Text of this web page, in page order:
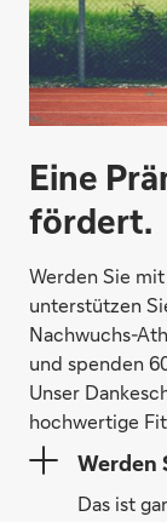
Eine
fördert.
Werden Sie
unterstützen
Nachwuchs-
und spenden
Unser
hochwertige
Werden
Das ist